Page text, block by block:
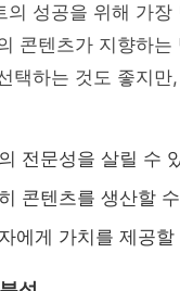
의 성공을 위해 가
콘텐츠가 지향하
택하는 것도 좋지
전문성을 살릴 수
콘텐츠를 생산할
에게 가치를 제공할